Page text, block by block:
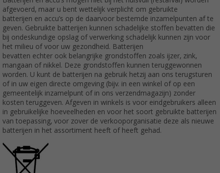
afgevoerd, maar u bent wettelijk verplicht om gebruikte
batterijen en accu’s op de daarvoor bestemde inzamelpunten af te
geven. Gebruikte batterijen kunnen schadelijke stoffen bevatten die
bij ondeskundige opslag of verwerking schadelijk kunnen zijn voor
het milieu of voor uw gezondheid. Batterijen
bevatten echter ook belangrijke grondstoffen zoals ijzer, zink,
mangaan of nikkel. Deze grondstoffen kunnen teruggewonnen
worden. U kunt de batterijen na gebruik hetzij aan ons terugsturen
of in uw eigen directe omgeving (bijv. in een winkel of op een
gemeentelijk inzamelpunt of in ons verzendmagazijn) zonder
kosten teruggeven. Afgeven in winkels is voor eindgebruikers alleen
in gebruikelijke hoeveelheden en voor het soort gebruikte batterijen
van toepassing, voor zover de verkooporganisatie deze als nieuwe
batterijen in het assortiment heeft of heeft gehad.